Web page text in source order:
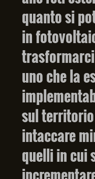
quanto si
in
uno che la
sul territorio
intaccare
quelli in cui